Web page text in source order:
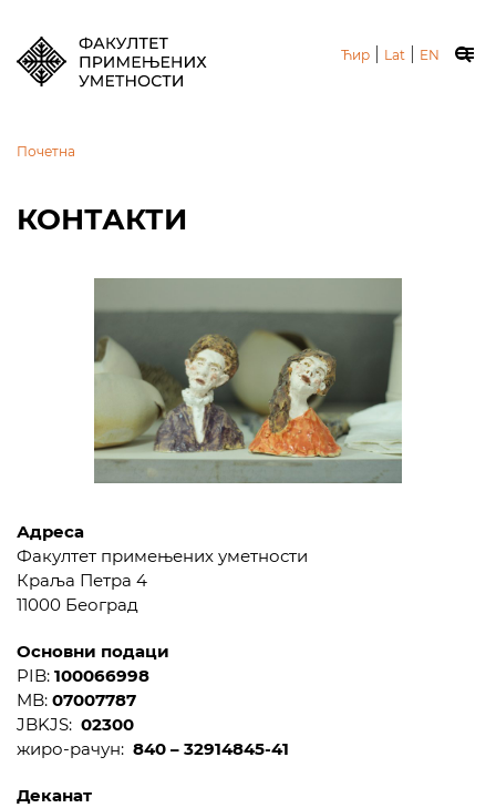
Ћир Lat EN
Почетна
КОНТАКТИ
Адреса
Факултет примењених уметности
Краља Петра 4
11000 Београд
Основни подаци
PIB: 100066998
MB: 07007787
JBKJS: 02300
жиро-рачун: 840 – 32914845-41
Деканат